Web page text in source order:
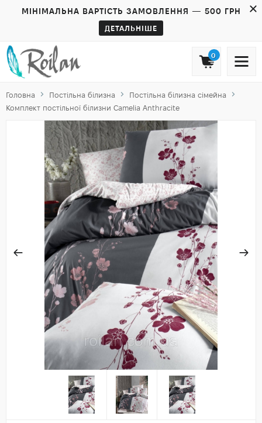
МІНІМАЛЬНА ВАРТІСТЬ ЗАМОВЛЕННЯ — 500 ГРН
ДЕТАЛЬНІШЕ
0
Головна Постільна білизна
Постільна білизна сімейна
Комплект постільної білизни Camelia Anthracite